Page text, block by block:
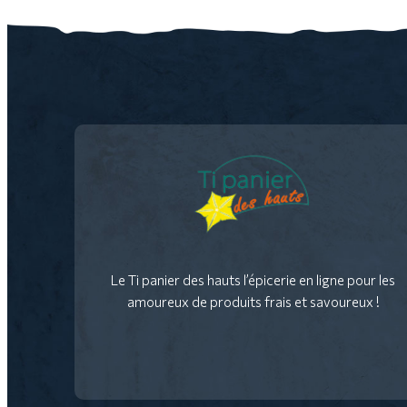
Le Ti panier des hauts l’épicerie en ligne pour les
amoureux de produits frais et savoureux !